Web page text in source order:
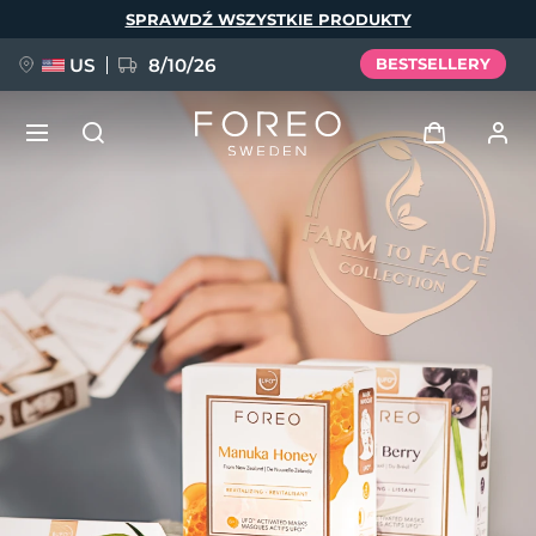
SPRAWDŹ WSZYSTKIE PRODUKTY
US 8/10/26 BESTSELLERY
Zaloguj
Profil użytkownika
Moje urządzenia
Moje zamówienia
Moje adresy
Moje subskrypcje
FAQ™ Pure Beauty-Tech Elixir
BREAKING NEWS
issa™ Teeth Whitening Set
English Deutsch
Español
Français
Italiano
Português
Polski
Svenska
Русский
简体中文 繁體中文